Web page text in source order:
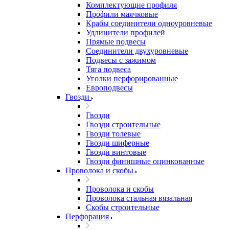
Комплектующие профиля
Профили маячковые
Крабы соединители одноуровневые
Удлинители профилей
Прямые подвесы
Соединители двухуровневые
Подвесы с зажимом
Тяга подвеса
Уголки перфорированные
Европодвесы
Гвозди
Гвозди
Гвозди строительные
Гвозди толевые
Гвозди шиферные
Гвозди винтовые
Гвозди финишные оцинкованные
Проволока и скобы
Проволока и скобы
Проволока стальная вязальная
Скобы строительные
Перфорация